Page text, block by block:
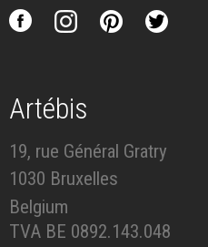
Artébis
19, rue Général Gratry
1030 Bruxelles
Belgium
TVA BE 0892.143.048